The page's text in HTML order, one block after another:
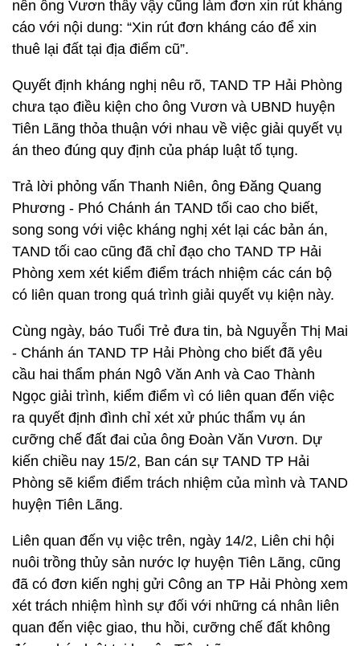
nên ông Vươn thấy vậy cũng làm đơn xin rút kháng
cáo với nội dung: “Xin rút đơn kháng cáo để xin
thuê lại đất tại địa điểm cũ”.
Quyết định kháng nghị nêu rõ, TAND TP Hải Phòng
chưa tạo điều kiện cho ông Vươn và UBND huyện
Tiên Lãng thỏa thuận với nhau về việc giải quyết vụ
án theo đúng quy định của pháp luật tố tụng.
Trả lời phỏng vấn Thanh Niên, ông Đăng Quang
Phương - Phó Chánh án TAND tối cao cho biết,
song song với việc kháng nghị xét lại các bản án,
TAND tối cao cũng đã chỉ đạo cho TAND TP Hải
Phòng xem xét kiểm điểm trách nhiệm các cán bộ
có liên quan trong quá trình giải quyết vụ kiện này.
Cùng ngày, báo Tuổi Trẻ đưa tin, bà Nguyễn Thị Mai
- Chánh án TAND TP Hải Phòng cho biết đã yêu
cầu hai thẩm phán Ngô Văn Anh và Cao Thành
Ngọc giải trình, kiểm điểm vì có liên quan đến việc
ra quyết định đình chỉ xét xử phúc thẩm vụ án
cưỡng chế đất đai của ông Đoàn Văn Vươn. Dự
kiến chiều nay 15/2, Ban cán sự TAND TP Hải
Phòng sẽ kiểm điểm trách nhiệm của mình và TAND
huyện Tiên Lãng.
Liên quan đến vụ việc trên, ngày 14/2, Liên chi hội
nuôi trồng thủy sản nước lợ huyện Tiên Lãng, cũng
đã có đơn kiến nghị gửi Công an TP Hải Phòng xem
xét trách nhiệm hình sự đối với những cá nhân liên
quan đến việc giao, thu hồi, cưỡng chế đất không